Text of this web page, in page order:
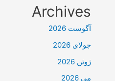
Archives
آگوست 2026
جولای 2026
ژوئن 2026
می 2026